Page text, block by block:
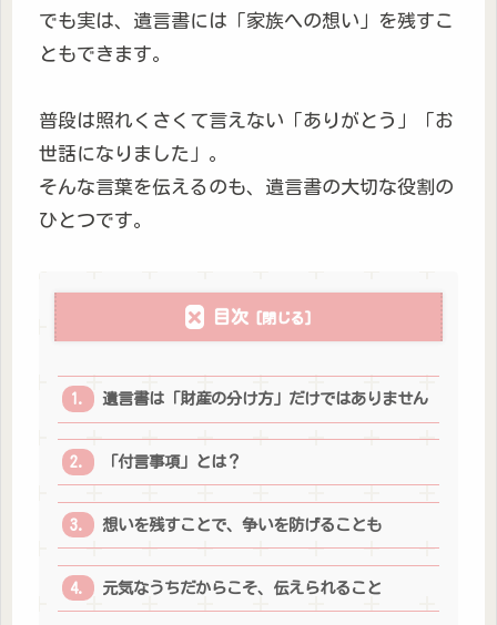
でも実は、遺言書には「家族への想い」を残すこ
ともできます。
普段は照れくさくて言えない「ありがとう」「お
世話になりました」。
そんな言葉を伝えるのも、遺言書の大切な役割の
ひとつです。
目次
遺言書は「財産の分け方」だけではありません
「付言事項」とは？
想いを残すことで、争いを防げることも
元気なうちだからこそ、伝えられること